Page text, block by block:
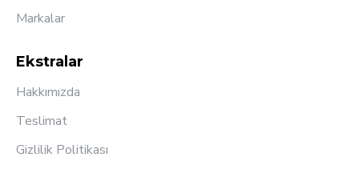
Markalar
Ekstralar
Hakkımızda
Teslimat
Gizlilik Politikası